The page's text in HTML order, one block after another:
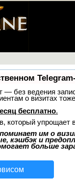
— без ведения
о визитах
бесплатно.
который упрощает
им о
кэшбэк и
больше